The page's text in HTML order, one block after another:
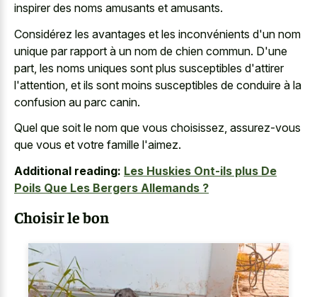
inspirer des noms amusants et amusants.
Considérez les avantages et les inconvénients d'un nom
unique par rapport à un nom de chien commun. D'une
part, les noms uniques sont plus susceptibles d'attirer
l'attention, et ils sont moins susceptibles de conduire à la
confusion au parc canin.
Quel que soit le nom que vous choisissez, assurez-vous
que vous et votre famille l'aimez.
Additional reading: Les Huskies Ont-ils plus De
Poils Que Les Bergers Allemands ?
Choisir le bon